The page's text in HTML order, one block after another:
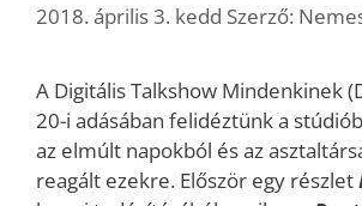
2018. április 3. kedd Szerző:
A Digitális Talkshow Mindenkinek
20-i adásában felidéztünk a
az elmúlt napokból és az
reagált ezekre. Először egy részlet